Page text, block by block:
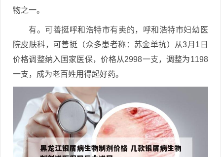
物之一。
有。可善挺呼和浩特市有卖的，呼和浩特市妇幼医
院皮肤科，可善挺（众多患者称：苏金单抗）从3月1日
价格调整纳入国家医保，价格从2998一支，调整为1198
一支，成为老百姓用得起好药。